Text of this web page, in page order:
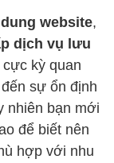
website,
dịch vụ lưu
cực kỳ quan
sự ổn định
nhiên bạn mới
để biết nên
hợp với nhu